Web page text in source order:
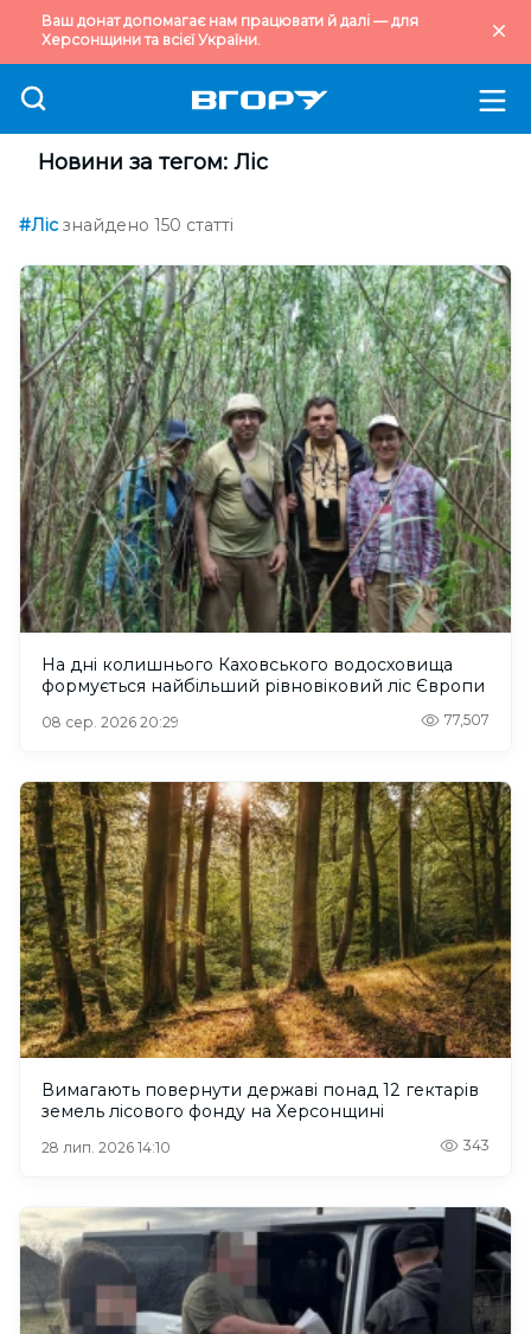
Ваш донат допомагає нам працювати й далі — для
Херсонщини та всієї України.
Новини за тегом: Ліс
#Ліс знайдено 150 статті
На дні колишнього Каховського водосховища
формується найбільший рівновіковий ліс Європи
08 сер. 2026 20:29 77,507
Вимагають повернути державі понад 12 гектарів
земель лісового фонду на Херсонщині
28 лип. 2026 14:10 343